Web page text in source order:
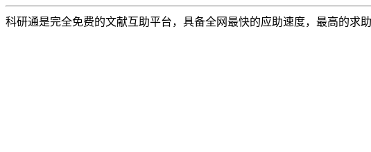
科研通是完全免费的文献互助平台，具备全网最快的应助速度，最高的求